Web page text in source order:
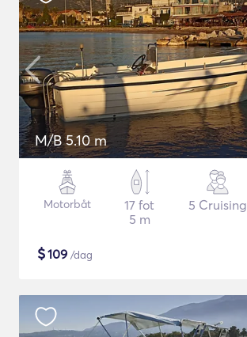
M/B 5.10 m
Motorbåt
17 fot
5 m
5 Cruising
$109 /dag